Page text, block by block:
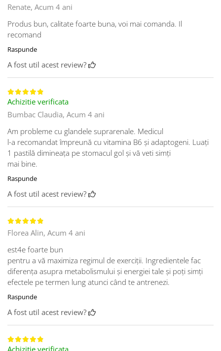
Renate, Acum 4 ani
Produs bun, calitate foarte buna, voi mai comanda. Il
recomand
Raspunde
A fost util acest review?
Achizitie verificata
Bumbac Claudia, Acum 4 ani
Am probleme cu glandele suprarenale. Medicul
l-a recomandat împreună cu vitamina B6 și adaptogeni. Luați
1 pastilă dimineața pe stomacul gol și vă veti simți
mai bine.
Raspunde
A fost util acest review?
Florea Alin, Acum 4 ani
est4e foarte bun
pentru a vă maximiza regimul de exerciții. Ingredientele fac
diferența asupra metabolismului și energiei tale și poți simți
efectele pe termen lung atunci când te antrenezi.
Raspunde
A fost util acest review?